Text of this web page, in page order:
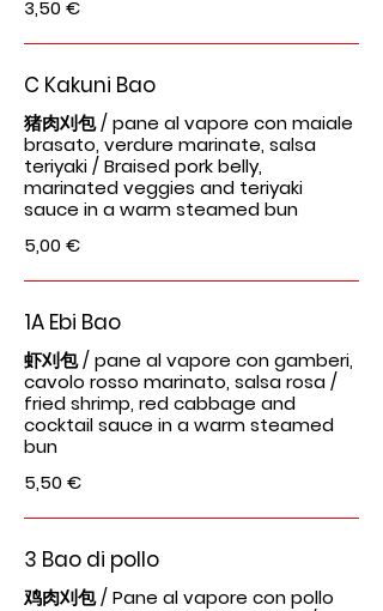
3,50 €
C Kakuni Bao
猪肉刈包 / pane al vapore con maiale
brasato, verdure marinate, salsa
teriyaki / Braised pork belly,
marinated veggies and teriyaki
sauce in a warm steamed bun
5,00 €
1A Ebi Bao
虾刈包 / pane al vapore con gamberi,
cavolo rosso marinato, salsa rosa /
fried shrimp, red cabbage and
cocktail sauce in a warm steamed
bun
5,50 €
3 Bao di pollo
鸡肉刈包 / Pane al vapore con pollo